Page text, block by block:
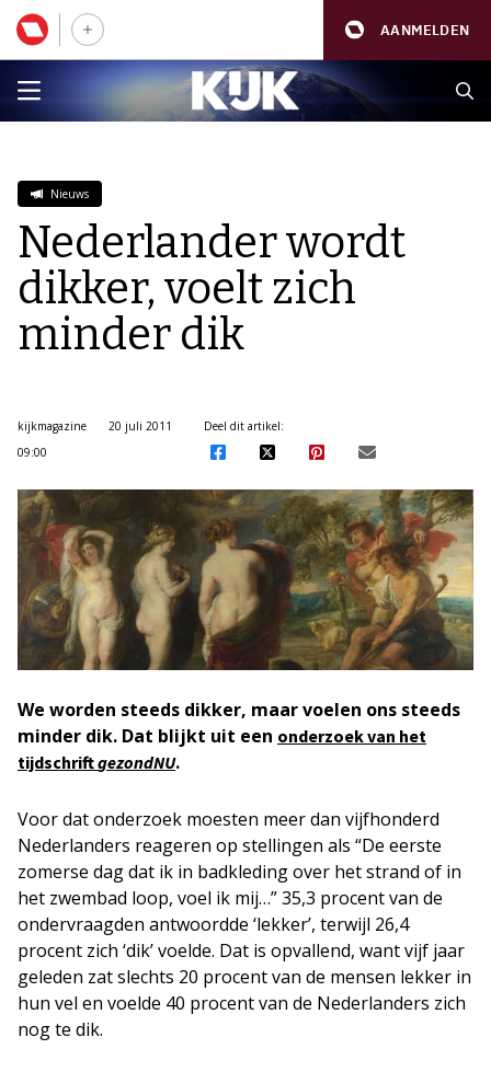
AANMELDEN
Nieuws
Nederlander wordt
dikker, voelt zich
minder dik
kijkmagazine
20 juli 2011
09:00
Deel dit artikel:
We worden steeds dikker, maar voelen ons steeds
minder dik. Dat blijkt uit een onderzoek van het
tijdschriftgezondNU.
Voor dat onderzoek moesten meer dan vijfhonderd
Nederlanders reageren op stellingen als “De eerste
zomerse dag dat ik in badkleding over het strand of in
het zwembad loop, voel ik mij…” 35,3 procent van de
ondervraagden antwoordde ‘lekker’, terwijl 26,4
procent zich ‘dik’ voelde. Dat is opvallend, want vijf jaar
geleden zat slechts 20 procent van de mensen lekker in
hun vel en voelde 40 procent van de Nederlanders zich
nog te dik.